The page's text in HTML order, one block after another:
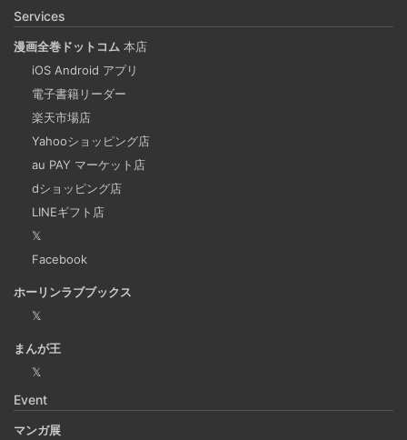
携も可能に！？
重複コンテンツは味方ではない
2024-09-25
検索エンジンの上位にサイト情報が表示されるということ
は多くの人に見てもらえる最高の宣伝です。SEO評価を下
げてしまう重複コンテンツを軽減することも重要な課題の
一つだといえます。
Microsoftの法人向けプランを導入した
2025年上半期は個人アカウントからMicrosoft法人アカウン
トの個人アカウントに切り替えました。
ボードみたいなのを作るチュートリアル
2024-09-17
Services
漫画全巻ドットコム 本店
iOS Android アプリ
電子書籍リーダー
楽天市場店
Yahooショッピング店
au PAY マーケット店
dショッピング店
LINEギフト店
𝕏
Facebook
ホーリンラブブックス
𝕏
まんが王
𝕏
Event
マンガ展